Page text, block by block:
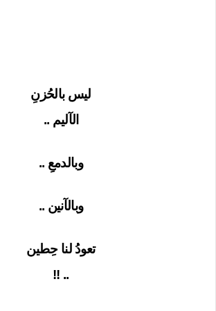
ليس بالحُزنِ
الآليم ..
وبالدمعِ ..
وبالآنين ..
تعودُ لنا حِطين
.. !!